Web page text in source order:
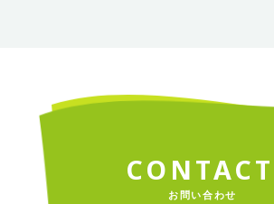
CO NTACT
お問い合わせ